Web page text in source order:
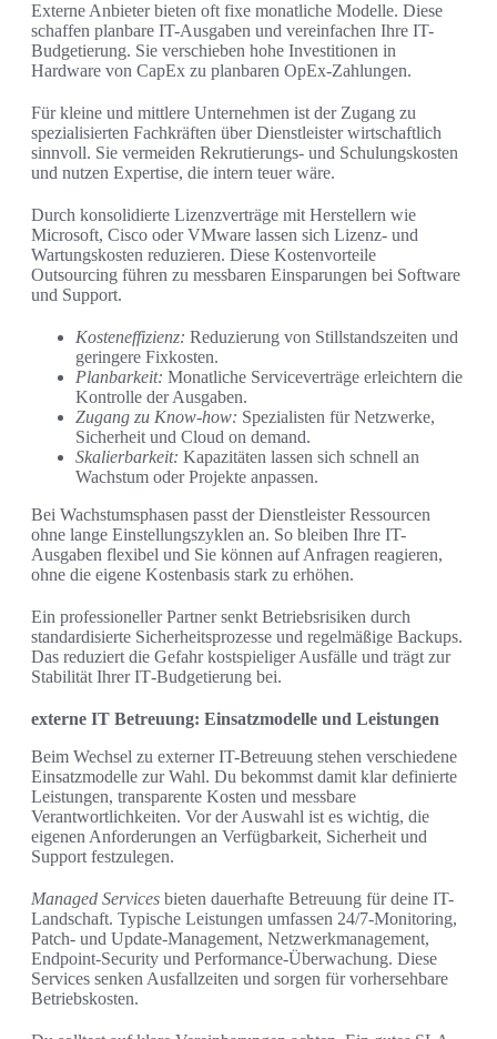
Externe Anbieter bieten oft fixe monatliche Modelle. Diese
schaffen planbare IT-Ausgaben und vereinfachen Ihre IT-
Budgetierung. Sie verschieben hohe Investitionen in
Hardware von CapEx zu planbaren OpEx‑Zahlungen.
Für kleine und mittlere Unternehmen ist der Zugang zu
spezialisierten Fachkräften über Dienstleister wirtschaftlich
sinnvoll. Sie vermeiden Rekrutierungs- und Schulungskosten
und nutzen Expertise, die intern teuer wäre.
Durch konsolidierte Lizenzverträge mit Herstellern wie
Microsoft, Cisco oder VMware lassen sich Lizenz- und
Wartungskosten reduzieren. Diese Kostenvorteile
Outsourcing führen zu messbaren Einsparungen bei Software
und Support.
Kosteneffizienz: Reduzierung von Stillstandszeiten und
geringere Fixkosten.
Planbarkeit: Monatliche Serviceverträge erleichtern die
Kontrolle der Ausgaben.
Zugang zu Know‑how: Spezialisten für Netzwerke,
Sicherheit und Cloud on demand.
Skalierbarkeit: Kapazitäten lassen sich schnell an
Wachstum oder Projekte anpassen.
Bei Wachstumsphasen passt der Dienstleister Ressourcen
ohne lange Einstellungszyklen an. So bleiben Ihre IT-
Ausgaben flexibel und Sie können auf Anfragen reagieren,
ohne die eigene Kostenbasis stark zu erhöhen.
Ein professioneller Partner senkt Betriebsrisiken durch
standardisierte Sicherheitsprozesse und regelmäßige Backups.
Das reduziert die Gefahr kostspieliger Ausfälle und trägt zur
Stabilität Ihrer IT‑Budgetierung bei.
externe IT Betreuung: Einsatzmodelle und Leistungen
Beim Wechsel zu externer IT-Betreuung stehen verschiedene
Einsatzmodelle zur Wahl. Du bekommst damit klar definierte
Leistungen, transparente Kosten und messbare
Verantwortlichkeiten. Vor der Auswahl ist es wichtig, die
eigenen Anforderungen an Verfügbarkeit, Sicherheit und
Support festzulegen.
Managed Services bieten dauerhafte Betreuung für deine IT-
Landschaft. Typische Leistungen umfassen 24/7-Monitoring,
Patch- und Update-Management, Netzwerkmanagement,
Endpoint-Security und Performance-Überwachung. Diese
Services senken Ausfallzeiten und sorgen für vorhersehbare
Betriebskosten.